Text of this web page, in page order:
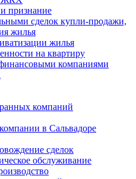
признание
сделок купли-продажи,
жилья
жилья
на квартиру
компаниями
компаний
в Сальвадоре
сделок
обслуживание